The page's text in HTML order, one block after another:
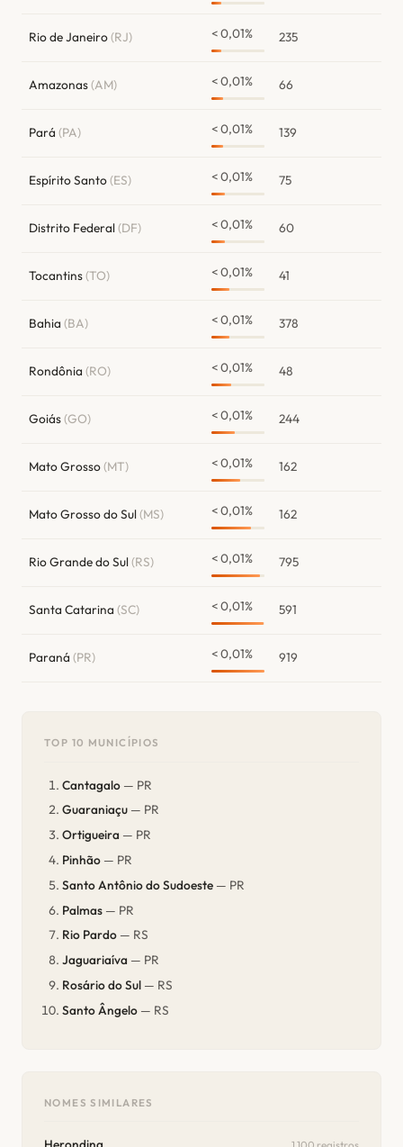
Rio de Janeiro(RJ) < 0,01% 235
Amazonas(AM) < 0,01% 66
Pará (PA) < 0,01% 139
Espírito Santo(ES) < 0,01% 75
Distrito Federal(DF) < 0,01% 60
Tocantins(TO) < 0,01% 41
Bahia (BA) < 0,01% 378
Rondônia (RO) < 0,01% 48
Goiás(GO) < 0,01% 244
Mato Grosso(MT) < 0,01% 162
Mato Grosso do Sul(MS) < 0,01% 162
Rio Grande do Sul(RS) < 0,01% 795
Santa Catarina (SC) < 0,01% 591
Paraná (PR) < 0,01% 919
TOP 10 MUNICÍPIOS
Cantagalo — PR
Guaraniaçu — PR
Ortigueira — PR
Pinhão — PR
Santo Antônio do Sudoeste — PR
Palmas — PR
Rio Pardo — RS
Jaguariaíva — PR
Rosário do Sul — RS
Santo Ângelo — RS
NOMES SIMILARES